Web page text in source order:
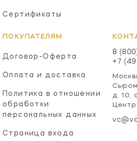
Сертификаты
ПОКУПАТЕЛЯМ
Договор-Оферта
Оплата и доставка
Политика в отношении
обработки
персональных данных
Страница входа
8
+7
д. 10,